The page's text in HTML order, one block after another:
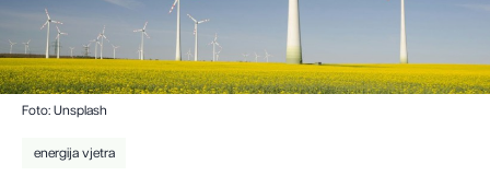
Foto: Unsplash
energija vjetra